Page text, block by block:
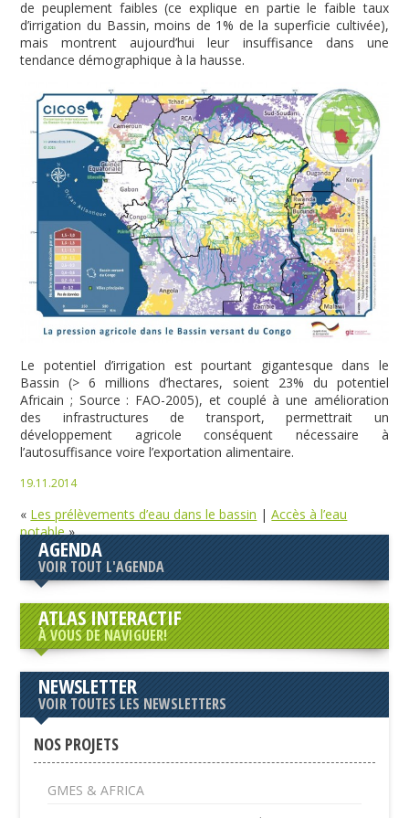
de peuplement faibles (ce explique en partie le faible taux
d’irrigation du Bassin, moins de 1% de la superficie cultivée),
mais montrent aujourd’hui leur insuffisance dans une
tendance démographique à la hausse.
Le potentiel d’irrigation est pourtant gigantesque dans le
Bassin (> 6 millions d’hectares, soient 23% du potentiel
Africain ; Source : FAO-2005), et couplé à une amélioration
des infrastructures de transport, permettrait un
développement agricole conséquent nécessaire à
l’autosuffisance voire l’exportation alimentaire.
19.11.2014
« Les prélèvements d’eau dans le bassin |Accès à l’eau
potable»
AGENDA
VOIR TOUT L'AGENDA
ATLAS INTERACTIF
À VOUS DE NAVIGUER!
NEWSLETTER
VOIR TOUTES LES NEWSLETTERS
NOS PROJETS
GMES & AFRICA